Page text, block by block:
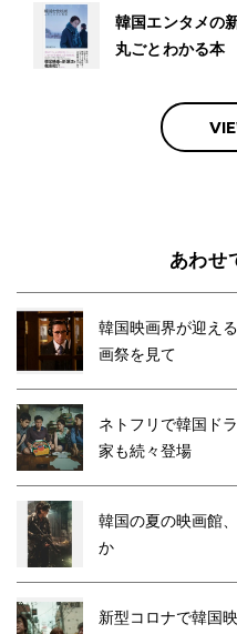
韓国エンタメの
丸ごとわかる本
あわせ
韓国映画界が迎え
画祭を見て
ネトフリで韓国ド
家も続々登場
韓国の夏の映画館
か
新型コロナで韓国